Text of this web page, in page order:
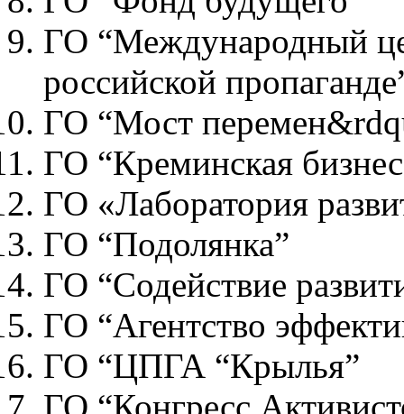
ГО “Международный
российской
ГО “Мост
ГО “Креминская
ГО «Лаборатория
ГО “Подолянка”
ГО “Содействие
ГО “Агентство
ГО “ЦПГА “Крылья”